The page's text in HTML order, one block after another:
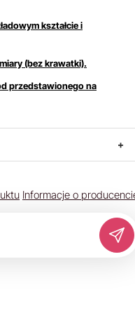
kształcie i
(bez krawatki).
przedstawionego na
+
Informacje o